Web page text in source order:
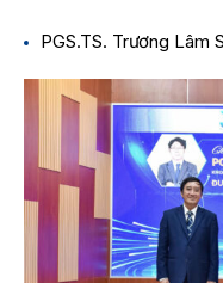
PGS.TS. Trương Lâm